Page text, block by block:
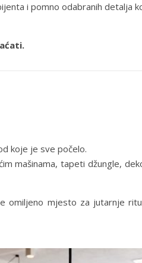
i pomno odabranih detalja
koje je sve počelo.
mašinama, tapeti džungle,
omiljeno mjesto za jutarnje